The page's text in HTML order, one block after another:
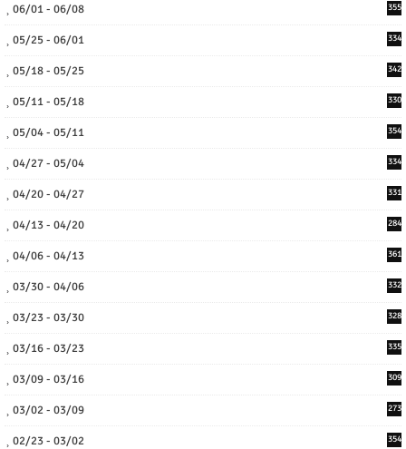
06/01 - 06/08 355
05/25 - 06/01 334
05/18 - 05/25 342
05/11 - 05/18 330
05/04 - 05/11 354
04/27 - 05/04 334
04/20 - 04/27 331
04/13 - 04/20 284
04/06 - 04/13 361
03/30 - 04/06 332
03/23 - 03/30 328
03/16 - 03/23 335
03/09 - 03/16 309
03/02 - 03/09 273
02/23 - 03/02 354